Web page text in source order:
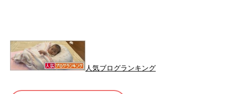
人気ブログランキング